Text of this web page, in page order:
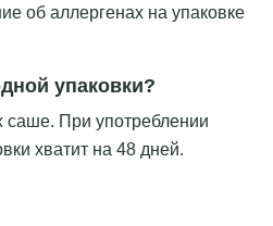
об аллергенах на упаковке
упаковки?
саше. При употреблении
хватит на 48 дней.